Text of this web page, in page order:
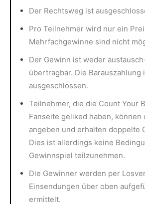
Der Rechtsweg ist
Pro Teilnehmer wird nur ein
Mehrfachgewinne sind nicht
Der Gewinn ist weder
übertragbar. Die Barauszahlung
ausgeschlossen.
Teilnehmer, die die Count Your
Fanseite geliked haben, können
angeben und erhalten doppelte
Dies ist allerdings keine
Gewinnspiel teilzunehmen.
Die Gewinner werden per
Einsendungen über oben
ermittelt.